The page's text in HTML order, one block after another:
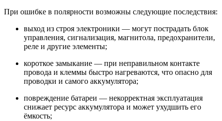
При ошибке в полярности возможны следующие последствия:
выход из строя электроники — могут пострадать блок
управления, сигнализация, магнитола, предохранители,
реле и другие элементы;
короткое замыкание — при неправильном контакте
провода и клеммы быстро нагреваются, что опасно для
проводки и самого аккумулятора;
повреждение батареи — некорректная эксплуатация
снижает ресурс аккумулятора и может ухудшить его
ёмкость;